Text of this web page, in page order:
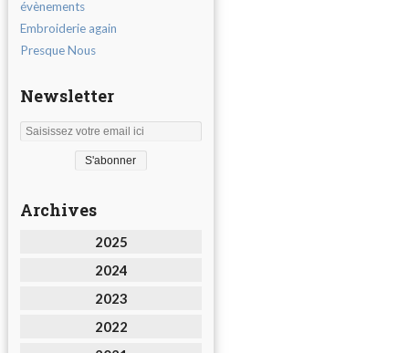
évènements
Embroiderie again
Presque Nous
Newsletter
Archives
2025
2024
2023
2022